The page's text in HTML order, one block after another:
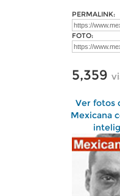
PERMALINK:
FOTO:
5,359
Ver fotos
Mexicana